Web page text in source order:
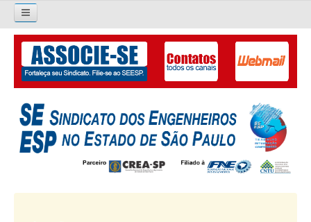
Pesquisar...
O SINDICATO
APRESENTAÇÃO
PALAVRA DO PRESIDENTE
DIRETORIA